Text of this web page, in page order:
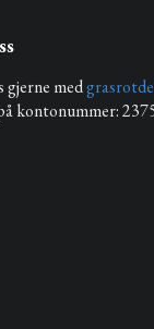
gjerne med
kontonummer: